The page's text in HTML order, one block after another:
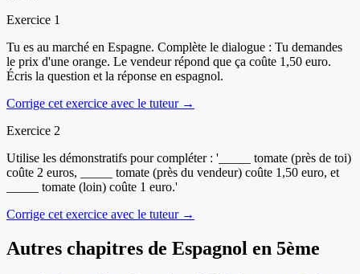
Exercice 1
Tu es au marché en Espagne. Complète le dialogue : Tu demandes
le prix d'une orange. Le vendeur répond que ça coûte 1,50 euro.
Écris la question et la réponse en espagnol.
Corrige cet exercice avec le tuteur →
Exercice 2
Utilise les démonstratifs pour compléter : '_____ tomate (près de toi)
coûte 2 euros, _____ tomate (près du vendeur) coûte 1,50 euro, et
_____ tomate (loin) coûte 1 euro.'
Corrige cet exercice avec le tuteur →
Autres chapitres de Espagnol en 5ème